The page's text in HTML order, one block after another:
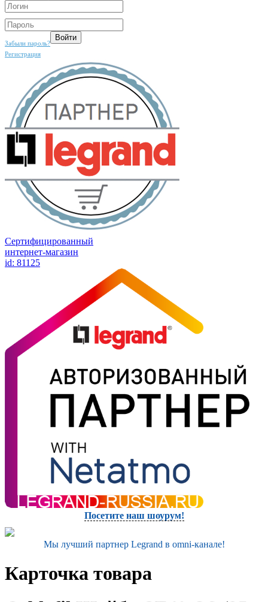
Забыли пароль?
Регистрация
Сертифицированный
интернет-магазин
id: 81125
Посетите наш шоурум!
Мы лучший партнер Legrand в omni-канале!
Карточка товара